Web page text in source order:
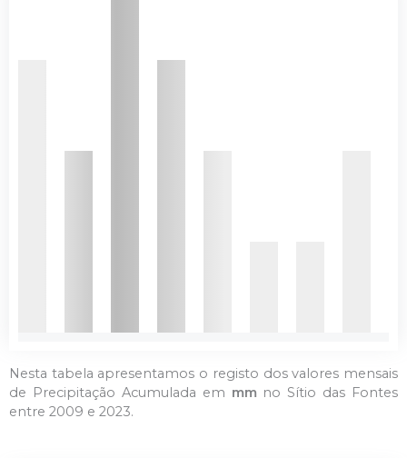
Nesta tabela apresentamos o registo dos valores mensais
de Precipitação Acumulada em mm no Sítio das Fontes
entre 2009 e 2023.